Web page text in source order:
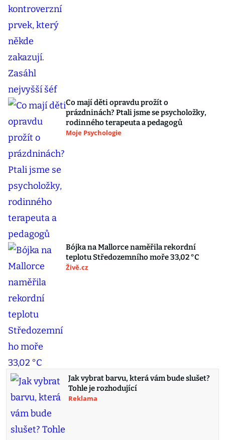
Co mají děti opravdu prožít o
prázdninách? Ptali jsme se psycholožky,
rodinného terapeuta a pedagogů
Moje Psychologie
Bójka na Mallorce naměřila rekordní
teplotu Středozemního moře 33,02 °C
Živě.cz
Jak vybrat barvu, která vám bude slušet?
Tohle je rozhodující
Reklama